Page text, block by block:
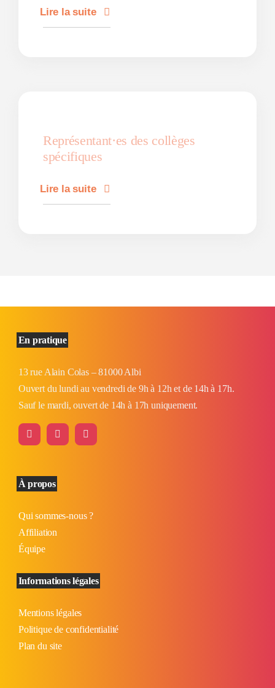
Lire la suite
Représentant·es des collèges
spécifiques
Lire la suite
En pratique
13 rue Alain Colas – 81000 Albi
Ouvert du lundi au vendredi de 9h à 12h et de 14h à 17h.
Sauf le mardi, ouvert de 14h à 17h uniquement.
À propos
Qui sommes-nous ?
Affiliation
Équipe
Informations légales
Mentions légales
Politique de confidentialité
Plan du site